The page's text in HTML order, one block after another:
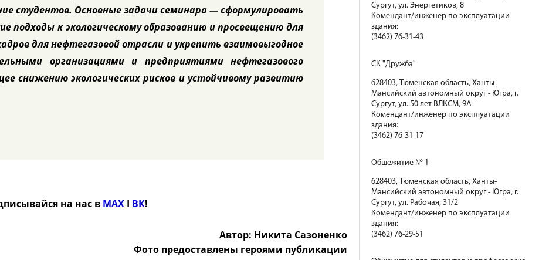
студентов. Основные задачи семинара — сформулировать
подходы к экологическому образованию и просвещению для
для нефтегазовой отрасли и укрепить взаимовыгодное
организациями и предприятиями нефтегазового
снижению экологических рисков и устойчивому развитию
на нас в MAX Ӏ ВК!
Автор: Никита Сазоненко
Фото предоставлены героями публикации
Сургут, ул. Энергетиков, 8
Комендант/инженер по эксплуатации
здания:
(3462) 76-31-43
СК "Дружба"
628403, Тюменская область, Ханты-
Мансийский автономный округ - Югра, г.
Сургут, ул. 50 лет ВЛКСМ, 9А
Комендант/инженер по эксплуатации
здания:
(3462) 76-31-17
Общежитие № 1
628403, Тюменская область, Ханты-
Мансийский автономный округ - Югра, г.
Сургут, ул. Рабочая, 31/2
Комендант/инженер по эксплуатации
здания:
(3462) 76-29-51